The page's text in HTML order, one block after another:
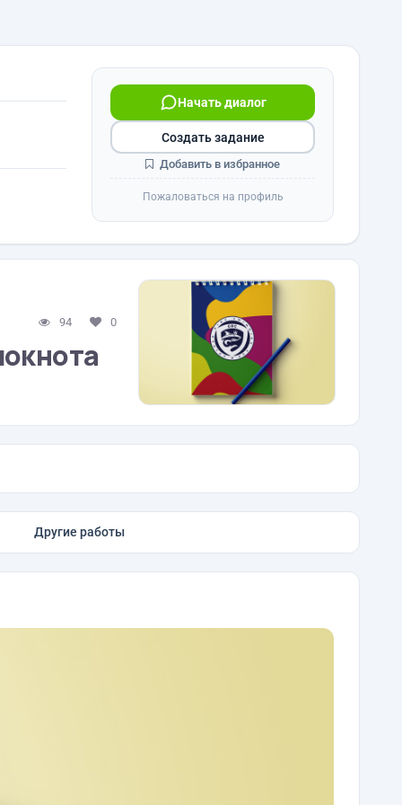
Начать диалог
Создать задание
Добавить в избранное
Пожаловаться на профиль
94 0
Другие работы